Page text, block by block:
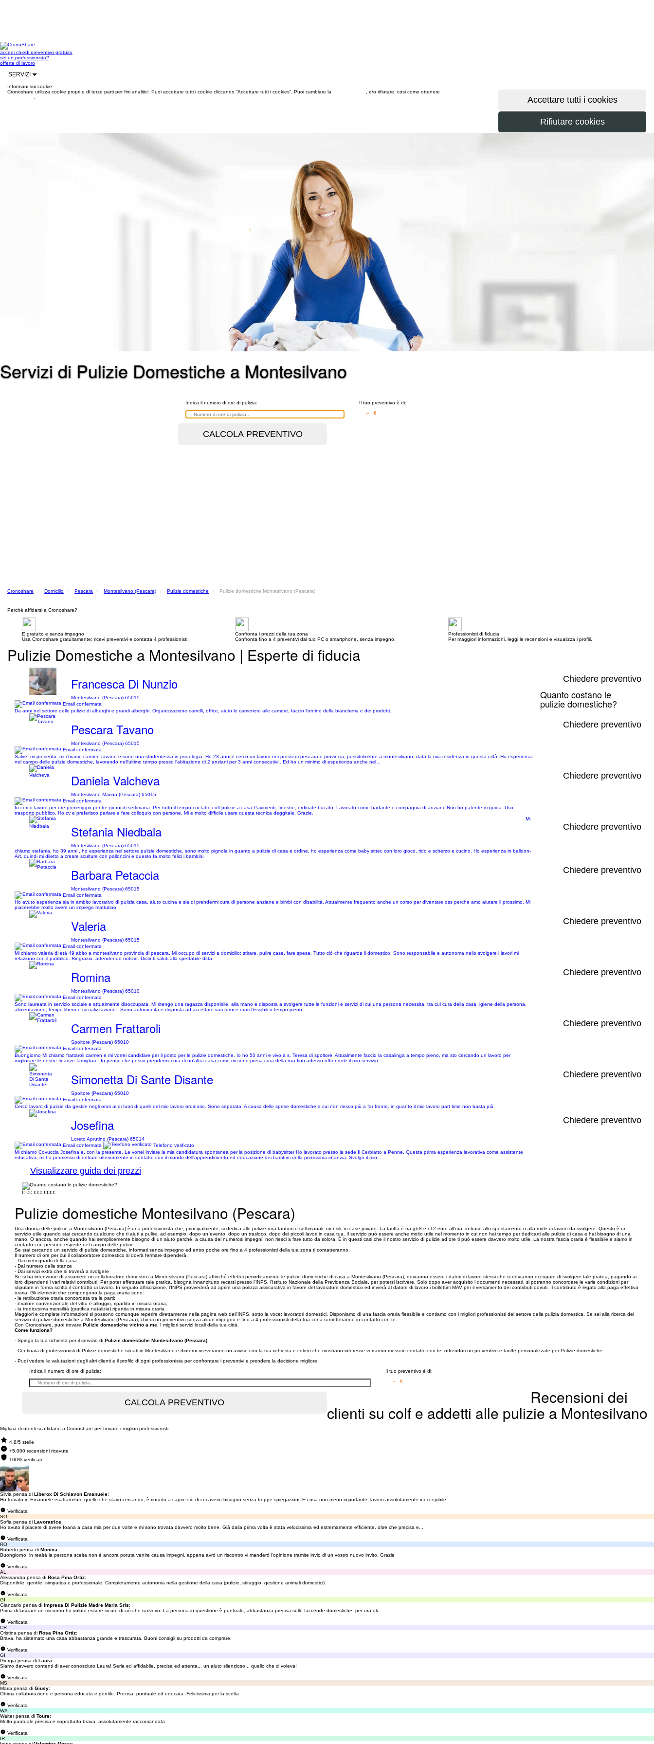
accedi chiedi preventivo gratuito
sei un professionista?
offerte di lavoro
SERVIZI
Informani sui cookie
Cronoshare utilizza cookie propri e di terze parti per fini analitici. Puoi accettare tutti i cookie cliccando “Accettare tutti i cookies”. Puoi cambiare la
, e/o rifiutare, cosi come ottenere
Servizi di Pulizie Domestiche a Montesilvano
Indica il numero di ore di pulizia:
Il tuo preventivo è di:
– €
Cronoshare Domicilio Pescara Montesilvano (Pescara) Pulizie domestiche Pulizie domestiche Montesilvano (Pescara)
Perché affidarsi a Cronoshare?
E gratuito e senza impegno
Usa Cronoshare gratuitamente: ricevi preventivi e contatta 4 professionisti.
Confronta i prezzi della tua zona
Confronta fino a 4 preventivi dal tuo PC o smartphone, senza impegno.
Professionisti di fiducia
Per maggiori informazioni, leggi le recensioni e visualizza i profili.
Pulizie Domestiche a Montesilvano | Esperte di fiducia
Francesca Di Nunzio
Montesilvano (Pescara) 65015
Email confermata
Da anni nel settore delle pulizie di alberghi e grandi alberghi. Organizzazione carrelli, office, aiuto le cameriere alle camere, faccio l'ordine della biancheria e dei prodotti.
Chiedere preventivo
Pescara Tavano
Montesilvano (Pescara) 65015
Email confermata
Salve, mi presento, mi chiamo carmen tavano e sono una studentessa in psicologia. Ho 23 anni e cerco un lavoro nei pressi di pescara e provincia, possibilmente a montesilvano, data la mia residenza in questa città. Ho esperienza
nel campo delle pulizie domestiche, lavorando nell'ultimo tempo presso l'abitazione di 2 anziani per 3 anni consecutivi.. Ed ho un minimo di esperienza anche nel...
Chiedere preventivo
Daniela Valcheva
Montesilvano Marina (Pescara) 65015
Email confermata
Io cerco lavoro per ore pomeriggio per tre giorni di settimana. Per tutto il tempo cui fatto colf pulizie a casa-Pavimenti, finestre, ordinate bucato. Lavorato come badante e compagnia di anziani. Non ho patente di guida. Uso
trasporto pubblico. Ho cv e preferisco parlare e fare colloquio con persone. Mi e molto difficile usare questa tecnica deggitale. Grazie.
Chiedere preventivo
Stefania Niedbala
Montesilvano (Pescara) 65015
Mi
chiamo stefania, ho 39 anni , ho esperienza nel settore pulizie domestiche, sono molto pignola in quanto a pulizie di casa e ordine, ho esperienza come baby sitter, con loro gioco, rido e scherzo e cucino. Ho esperienza in balloon-
Art, quindi mi diletto a creare sculture con palloncini e questo fa molto felici i bambini.
Chiedere preventivo
Barbara Petaccia
Montesilvano (Pescara) 65015
Email confermata
Ho avuto esperienza sia in ambito lavorativo di pulizia casa, aiuto cucina e sia di prendermi cura di persone anziane e bimbi con disabilità. Attualmente frequento anche un corso per diventare oss perché amo aiutare il prossimo. Mi
piacerebbe molto avere un impiego mattutino.
Chiedere preventivo
Valeria
Montesilvano (Pescara) 65015
Email confermata
Mi chiamo valeria di età 49 abito a montesilvano provincia di pescara. Mi occupo di servizi a domicilio: stirare, pulire case, fare spesa. Tutto ciò che riguarda il domestico. Sono responsabile e autonoma nello svolgere i lavori mi
relaziono con il pubblico. Ringrazio, attendendo notizie. Distinti saluti alla spettabile ditta.
Chiedere preventivo
Romina
Montesilvano (Pescara) 65010
Email confermata
Sono laureata in servizio sociale e attualmente disoccupata. Mi ritengo una ragazza disponibile, alla mano e disposta a svolgere tutte le funzioni e servizi di cui una persona necessita, tra cui cura della casa, igiene della persona,
alimentazione, tempo libero e socializzazione.. Sono automunita e disposta ad accettare vari turni e orari flessibili o tempo pieno.
Chiedere preventivo
Carmen Frattaroli
Spoltore (Pescara) 65010
Email confermata
Buongiorno Mi chiamo frattaroli carmen e mi vorrei candidare per il posto per le pulizie domestiche. Io ho 50 anni e vivo a s. Teresa di spoltore. Attualmente faccio la casalinga a tempo pieno, ma sto cercando un lavoro per
migliorare le nostre finanze famigliare. Io penso che posso prendermi cura di un'altra casa come mi sono presa cura della mia fino adesso offrendole il mio servizio....
Chiedere preventivo
Simonetta Di Sante Disante
Spoltore (Pescara) 65010
Email confermata
Cerco lavoro di pulizie da gestire negli orari al di fuori di quelli del mio lavoro ordinario. Sono separata. A causa delle spese domestiche a cui non riesco più a far fronte, in quanto il mio lavoro part time non basta più.
Chiedere preventivo
Josefina
Loreto Aprutino (Pescara) 65014
Email confermata
Telefono verificato
Mi chiamo Covuccia Josefina e, con la presente, Le vorrei inviare la mia candidatura spontanea per la posizione di babysitter Ho lavorato presso la sede Il Cerbiatto a Penne. Questa prima esperienza lavorativa come assistente
educativa, mi ha permesso di entrare ulteriormente in contatto con il mondo dell'apprendimento ed educazione dei bambini della primissima infanzia. Svolgo il mio...
Chiedere preventivo
Quanto costano le
pulizie domestiche?
Visualizzare guida dei prezzi
€ €€ €€€ €€€€
Pulizie domestiche Montesilvano (Pescara)
Una donna delle pulizie a Montesilvano (Pescara) è una professionista che, principalmente, si dedica alle pulizie una tantum o settimanali, mensili, in case private. La tariffa è tra gli 8 e i 12 euro all'ora, in base allo spostamento o alla mole di lavoro da svolgere. Questo è un
servizio utile quando stai cercando qualcuno che ti aiuti a pulire, ad esempio, dopo un evento, dopo un trasloco, dopo dei piccoli lavori in casa tua. Il servizio può essere anche molto utile nel momento in cui non hai tempo per dedicarti alle pulizie di casa e hai bisogno di una
mano. O ancora, anche quando hai semplicemente bisogno di un aiuto perché, a causa dei numerosi impegni, non riesci a fare tutto da solo/a. È in questi casi che il nostro servizio di pulizie ad ore ti può essere davvero molto utile. La nostra fascia oraria è flessibile e siamo in
contatto con persone esperte nel campo delle pulizie.
Se stai cercando un servizio di pulizie domestiche, informati senza impegno ed entro poche ore fino a 4 professionisti della tua zona ti contatteranno.
Il numero di ore per cui il collaboratore domestico si dovrà fermare dipenderà:
- Dai metri quadri della casa
- Dal numero delle stanze
- Dai servizi extra che si troverà a svolgere
Se si ha intenzione di assumere un collaboratore domestico a Montesilvano (Pescara) affinché effettui periodicamente le pulizie domestiche di casa a Montesilvano (Pescara), dovranno essere i datori di lavoro stessi che si dovranno occupare di svolgere tale pratica, pagando ai
loro dipendenti i vari relativi contributi. Per poter effettuare tale pratica, bisogna innanzitutto recarsi presso l’INPS, l'Istituto Nazionale della Previdenza Sociale, per potersi iscrivere. Solo dopo aver acquisito i documenti necessari, si potranno concordare le varie condizioni per
stipulare in forma scritta il contratto di lavoro. In seguito all'iscrizione, l'INPS provvederà ad aprire una polizza assicurativa in favore del lavoratore domestico ed invierà al datore di lavoro i bollettini MAV per il versamento dei contributi dovuti. Il contributo è legato alla paga effettiva
oraria. Gli elementi che compongono la paga oraria sono:
- la retribuzione oraria concordata tra le parti;
- il valore convenzionale del vitto e alloggio, ripartito in misura oraria;
- la tredicesima mensilità (gratifica natalizia) ripartita in misura oraria.
Maggiori e complete informazioni si possono comunque reperire direttamente nella pagina web dell’INPS, sotto la voce: lavoratori domestici. Disponiamo di una fascia oraria flessibile e contiamo con i migliori professionisti del settore della pulizia domestica. Se sei alla ricerca del
servizio di pulizie domestiche a Montesilvano (Pescara), chiedi un preventivo senza alcun impegno e fino a 4 professionisti della tua zona si metteranno in contatto con te.
Con Cronoshare, puoi trovare Pulizie domestiche vicino a me . I migliori servizi locali della tua città.
Come funziona?
- Spiega la tua richiesta per il servizio di Pulizie domestiche Montesilvano (Pescara)
- Centinaia di professionisti di Pulizie domestiche situati in Montesilvano e dintorni riceveranno un avviso con la tua richiesta e coloro che mostrano interesse verranno messi in contatto con te, offrendoti un preventivo e tariffe personalizzate per Pulizie domestiche.
- Puoi vedere le valutazioni degli altri clienti e il profilo di ogni professionista per confrontare i preventivi e prendere la decisione migliore.
Indica il numero di ore di pulizia:
Il tuo preventivo è di:
– €
Recensioni dei
clienti su colf e addetti alle pulizie a Montesilvano
Migliaia di utenti si affidano a Cronoshare per trovare i migliori professionisti
4.8/5 stelle
+5.000 recensioni ricevute
100% verificate
Silvia pensa di Liberox Di Schiavon Emanuele:
Ho trovato in Emanuele esattamente quello che stavo cercando, è riuscito a capire ciò di cui avevo bisogno senza troppe spiegazioni. E cosa non meno importante, lavoro assolutamente ineccepibile....
Verificata
SO
Sofia pensa di Lavoratrice:
Ho avuto il piacere di avere Ioana a casa mia per due volte e mi sono trovata davvero molto bene. Già dalla prima volta è stata velocissima ed estremamente efficiente, oltre che precisa e...
Verificata
RO
Roberto pensa di Monica:
Buongiorno, in realtà la persona scelta non è ancora potuta venire causa impegni, appena avrò un riscontro vi manderò l'opinione tramite invio di un vostro nuovo invito. Grazie
Verificata
AL
Alessandra pensa di Rosa Pina Ortiz:
Disponibile, gentile, simpatica e professionale. Completamente autonoma nella gestione della casa (pulizie, stiraggio, gestione animali domestici).
Verificata
GI
Giancarlo pensa di Impresa Di Pulizie Madre Maria Srls:
Prima di lasciare un riscontro ho voluto essere sicuro di ciò che scrivevo. La persona in questione è puntuale, abbastanza precisa sulle faccende domestiche, per ora ok
Verificata
CR
Cristina pensa di Rosa Pina Ortiz:
Brava, ha sistemato una casa abbastanza grande e trascurata. Buoni consigli su prodotti da comprare.
Verificata
GI
Giorgia pensa di Laura:
Siamo davvero contenti di aver conosciuto Laura! Seria ed affidabile, precisa ed attenta... un aiuto silenzioso... quello che ci voleva!
Verificata
MS
Maria pensa di Giusy:
Ottima collaborazione e persona educata e gentile. Precisa, puntuale ed educata. Felicissima per la scelta
Verificata
WA
Walter pensa di Toure:
Molto puntuale precisa e soprattutto brava, assolutamente raccomandata
Verificata
IR